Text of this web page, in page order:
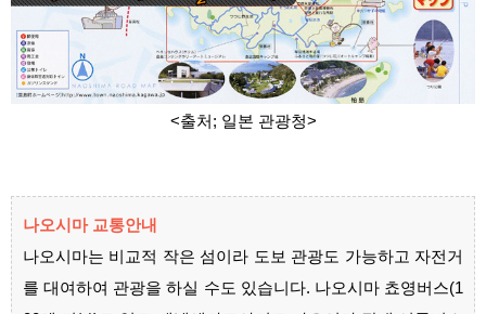
<출처; 일본 관광청>
나오시마 교통안내
나오시마는 비교적 작은 섬이라 도보 관광도 가능하고 자전거
를 대여하여 관광을 하실 수도 있습니다. 나오시마 쵸영버스(1